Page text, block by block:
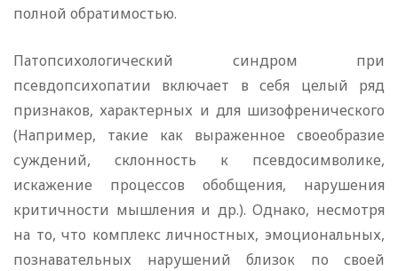
полной обратимостью.
Патопсихологический синдром при
псевдопсихопатии включает в себя целый ряд
признаков, характерных и для шизофренического
(Например, такие как выраженное своеобразие
суждений, склонность к псевдосимволике,
искажение процессов обобщения, нарушения
критичности мышления и др.). Однако, несмотря
на то, что комплекс личностных, эмоциональных,
познавательных нарушений близок по своей